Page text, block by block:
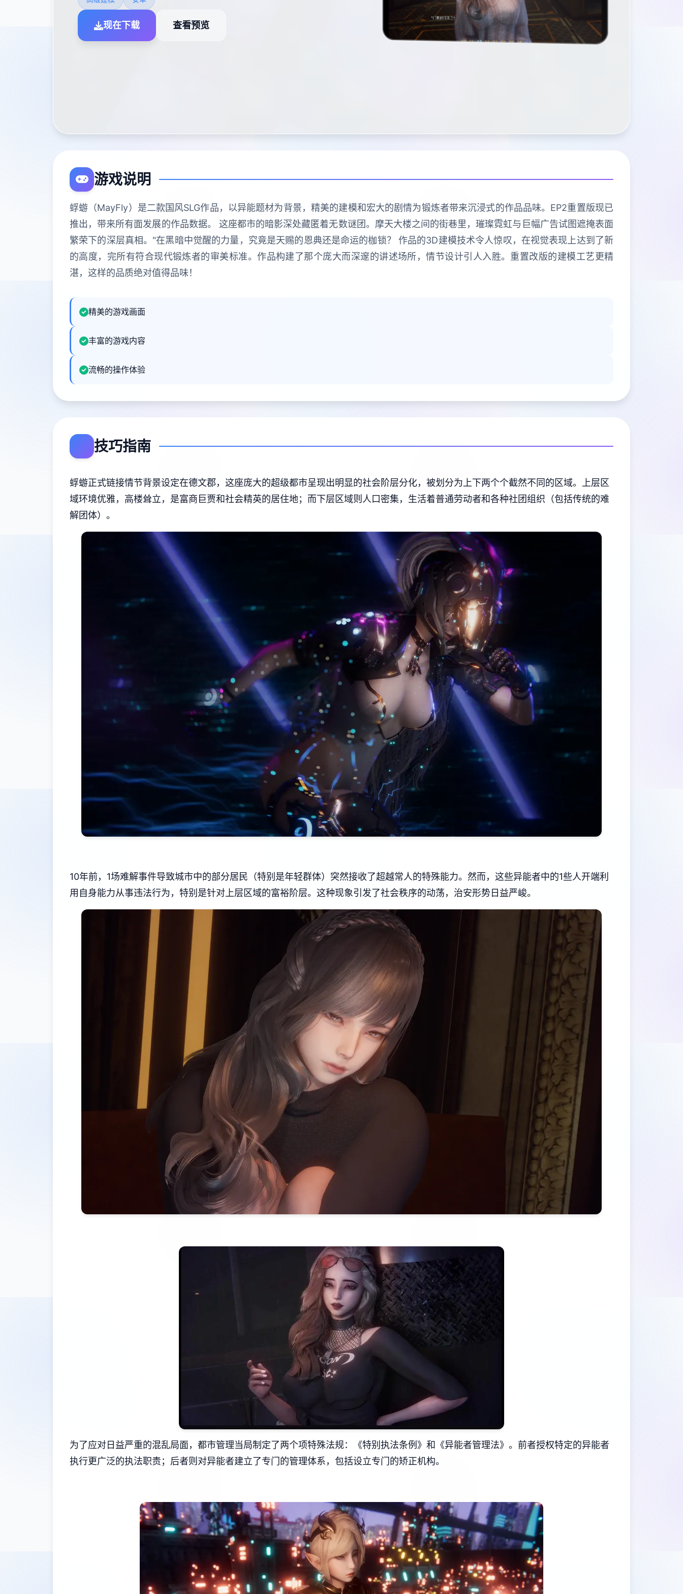
现在下载 查看预览
游戏说明
蜉蝣（MayFly）是二款国风SLG作品，以异能题材为背景，精美的建模和宏大的剧情为锻炼者带来沉浸式的作品品味。EP2重置版现已
推出，带来所有面发展的作品数据。 这座都市的暗影深处藏匿着无数谜团。摩天大楼之间的街巷里，璀璨霓虹与巨幅广告试图遮掩表面
繁荣下的深层真相。"在黑暗中觉醒的力量，究竟是天赐的恩典还是命运的枷锁？ 作品的3D建模技术令人惊叹，在视觉表现上达到了新
的高度，完所有符合现代锻炼者的审美标准。作品构建了那个庞大而深邃的讲述场所，情节设计引人入胜。重置改版的建模工艺更精
湛，这样的品质绝对值得品味！
精美的游戏画面
丰富的游戏内容
流畅的操作体验
技巧指南
蜉蝣正式链接情节背景设定在德文郡，这座庞大的超级都市呈现出明显的社会阶层分化，被划分为上下两个个截然不同的区域。上层区
域环境优雅，高楼耸立，是富商巨贾和社会精英的居住地；而下层区域则人口密集，生活着普通劳动者和各种社团组织（包括传统的难
解团体）。
10年前，1场难解事件导致城市中的部分居民（特别是年轻群体）突然接收了超越常人的特殊能力。然而，这些异能者中的1些人开端利
用自身能力从事违法行为，特别是针对上层区域的富裕阶层。这种现象引发了社会秩序的动荡，治安形势日益严峻。
为了应对日益严重的混乱局面，都市管理当局制定了两个项特殊法规：《特别执法条例》和《异能者管理法》。前者授权特定的异能者
执行更广泛的执法职责；后者则对异能者建立了专门的管理体系，包括设立专门的矫正机构。